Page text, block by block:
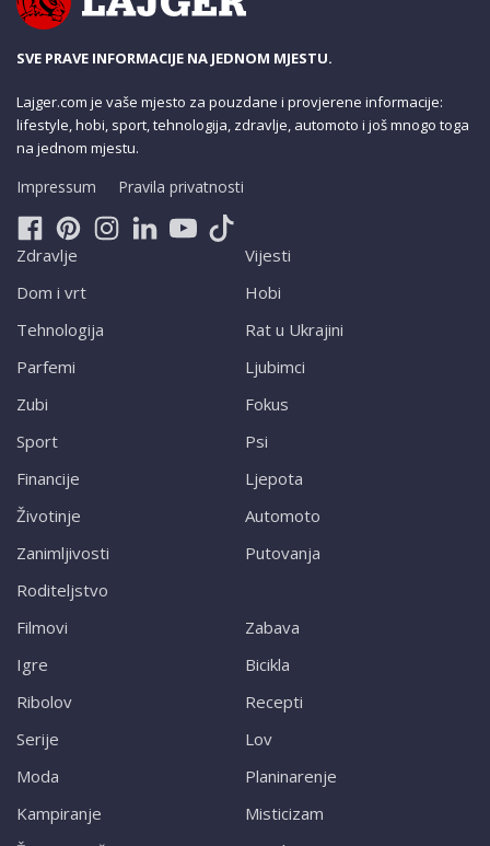
SVE PRAVE INFORMACIJE NA JEDNOM MJESTU.
Lajger.com je vaše mjesto za pouzdane i provjerene informacije:
lifestyle, hobi, sport, tehnologija, zdravlje, automoto i još mnogo toga
na jednom mjestu.
Impressum Pravila privatnosti
Zdravlje
Dom i vrt
Tehnologija
Parfemi
Zubi
Sport
Financije
Životinje
Zanimljivosti
Roditeljstvo
Vijesti
Hobi
Rat u Ukrajini
Ljubimci
Fokus
Psi
Ljepota
Automoto
Putovanja
Filmovi
Igre
Ribolov
Serije
Moda
Kampiranje
Zabava
Bicikla
Recepti
Lov
Planinarenje
Misticizam